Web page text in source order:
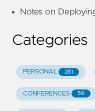
Notes on
Categories
PERSONAL 281
CONFERENCES 56